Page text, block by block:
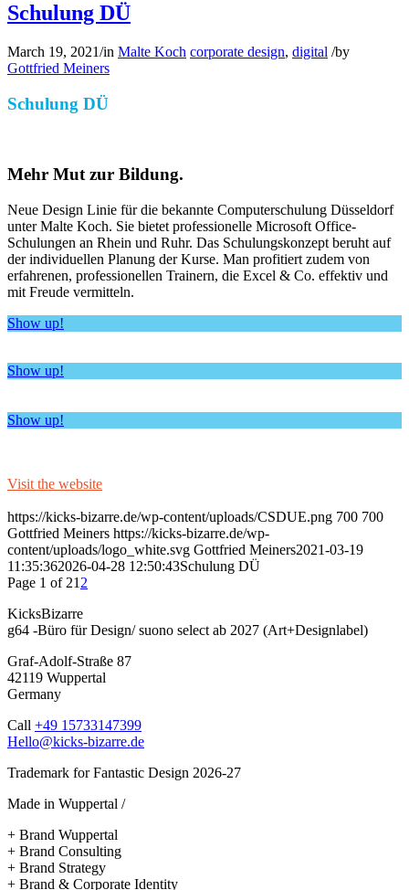
Schulung DÜ
March 19, 2021/in Malte Koch corporate design, digital /by
Gottfried Meiners
Schulung DÜ
Mehr Mut zur Bildung.
Neue Design Linie für die bekannte Computerschulung Düsseldorf
unter Malte Koch. Sie bietet professionelle Microsoft Office-
Schulungen an Rhein und Ruhr. Das Schulungskonzept beruht auf
der individuellen Planung der Kurse. Man profitiert zudem von
erfahrenen, professionellen Trainern, die Excel & Co. effektiv und
mit Freude vermitteln.
Show up!
Show up!
Show up!
Visit the website
https://kicks-bizarre.de/wp-content/uploads/CSDUE.png 700 700
Gottfried Meiners https://kicks-bizarre.de/wp-
content/uploads/logo_white.svg Gottfried Meiners2021-03-19
11:35:362026-04-28 12:50:43Schulung DÜ
Page 1 of 21 2
KicksBizarre
g64 -Büro für Design/ suono select ab 2027 (Art+Designlabel)
Graf-Adolf-Straße 87
42119 Wuppertal
Germany
Call +49 15733147399
Hello@kicks-bizarre.de
Trademark for Fantastic Design 2026-27
Made in Wuppertal /
+ Brand Wuppertal
+ Brand Consulting
+ Brand Strategy
+ Brand & Corporate Identity